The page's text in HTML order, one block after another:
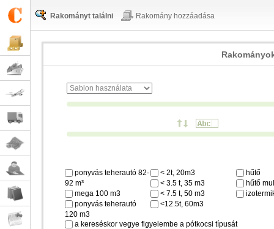
Rakományt találni Rakomány hozzáadása
ponyvás teherautó 82-
92 m³
mega 100 m3
ponyvás teherautó
120 m3
< 2t, 20m3
< 3.5 t, 35 m3
< 7.5 t, 50 m3
<12.5t, 60m3
hűtő
hűtő
a kereséskor vegye figyelembe a pótkocsi típusát